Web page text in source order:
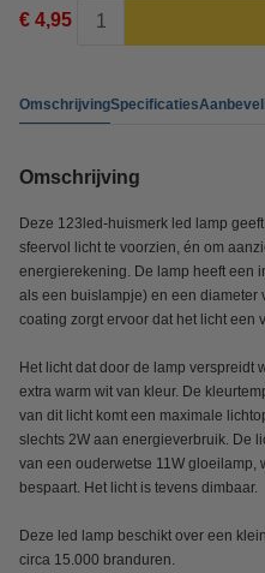
€ 4,95
OmschrijvingSpecificaties
Omschrijving
Deze 123led-huismerk led lamp
sfeervol licht te voorzien, én om
energierekening. De lamp heeft een
als een buislampje) en een diameter
coating zorgt ervoor dat het licht een
Het licht dat door de lamp verspreidt
extra warm wit van kleur. De
van dit licht komt een maximale
slechts 2W aan energieverbruik. De
van een ouderwetse 11W
bespaart. Het licht is tevens dimbaar.
Deze led lamp beschikt over een
circa 15.000 branduren.